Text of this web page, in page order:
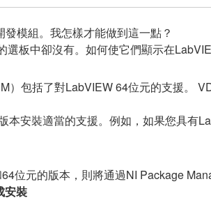
模組。我怎樣才能做到這一點？
板中卻沒有。如何使它們顯示在
包括了對LabVIEW 64位元的支援。
安裝適當的支援。例如，如果您具有
位元的版本，則將通過NI Package
安裝